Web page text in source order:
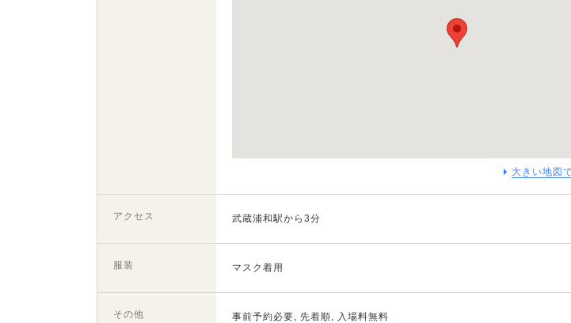
大きい地図
アクセス 武蔵浦和駅から3分
服装 マスク着用
その他 事前予約必要, 先着順, 入場料無料